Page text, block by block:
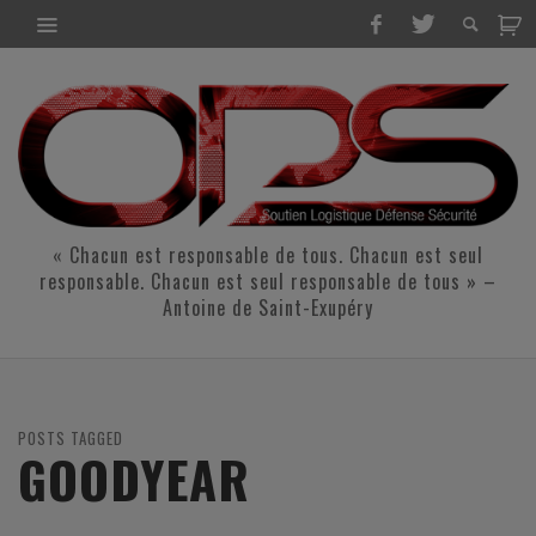
« Chacun est responsable de tous. Chacun est seul
responsable. Chacun est seul responsable de tous » –
Antoine de Saint-Exupéry
POSTS TAGGED
GOODYEAR